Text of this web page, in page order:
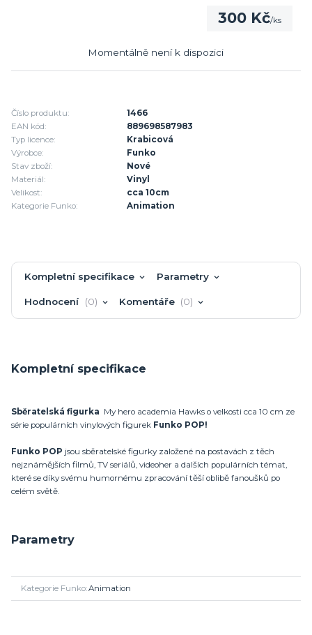
300 Kč/ks
Momentálně není k dispozici
Číslo produktu:
1466
EAN kód:
889698587983
Typ licence:
Krabicová
Výrobce:
Funko
Stav zboží:
Nové
Materiál:
Vinyl
Velikost:
cca 10cm
Kategorie Funko:
Animation
Kompletní specifikace Parametry
Hodnocení 0 Komentáře 0
Kompletní specifikace
Sběratelská figurka My hero academia Hawks o velkosti cca 10 cm ze
série populárních vinylových figurek Funko POP!
Funko POP jsou sběratelské figurky založené na postavách z těch
nejznámějších filmů, TV seriálů, videoher a dalších populárních témat,
které se díky svému humornému zpracování těší oblibě fanoušků po
celém světě.
Parametry
Kategorie Funko Animation